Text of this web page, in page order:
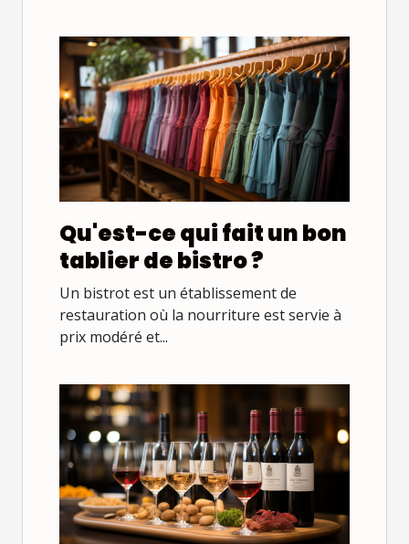
Qu'est-ce qui fait un bon
tablier de bistro ?
Un bistrot est un établissement de
restauration où la nourriture est servie à
prix modéré et...